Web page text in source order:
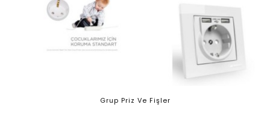
Grup Priz Ve Fişler